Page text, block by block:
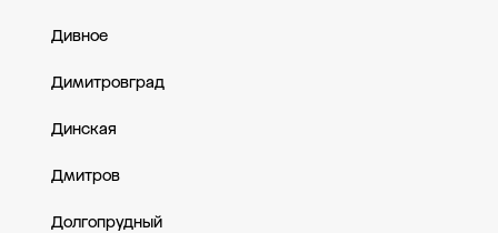
Дивное
Димитровград
Динская
Дмитров
Долгопрудный